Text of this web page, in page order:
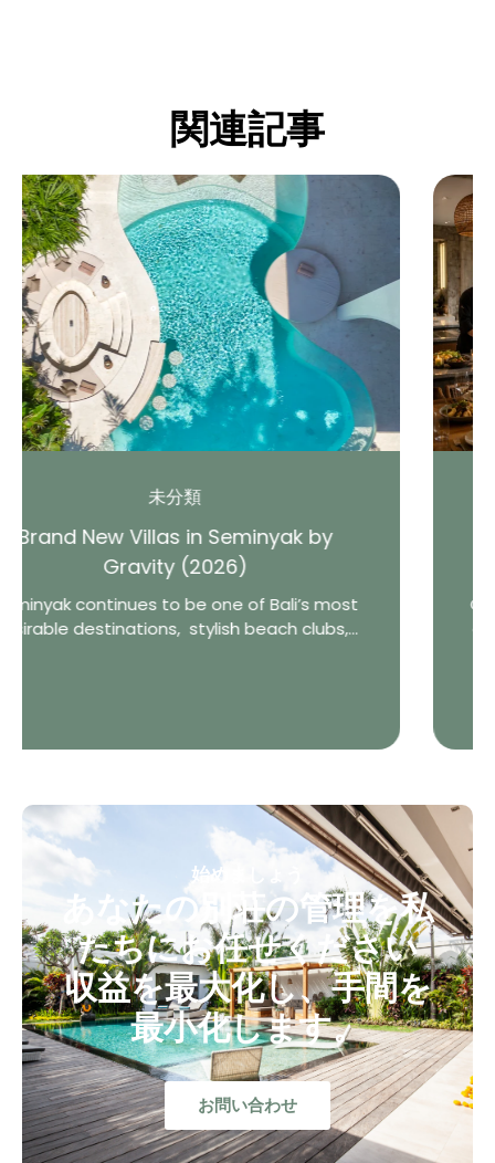
関連記事
by
most
clubs,...
Private Chef vs Restaurant:
Bali Villa Guests Really
One of the greatest advantages of
a private villa in Bali is the freedom
始めましょう
あなたの別荘の管理を私
たちにお任せください
収益を最大化し、手間を
最小化します。
お問い合わせ